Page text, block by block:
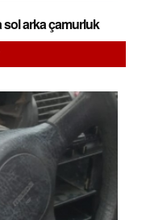
sol arka çamurluk